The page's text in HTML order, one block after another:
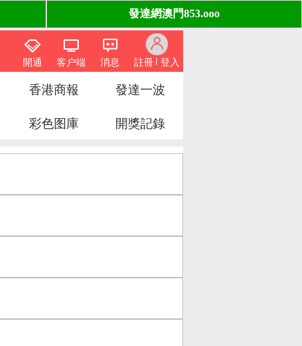
註冊 登入
消息
客户端
開通
香港商報
發達一波
彩色图庫 開獎記錄